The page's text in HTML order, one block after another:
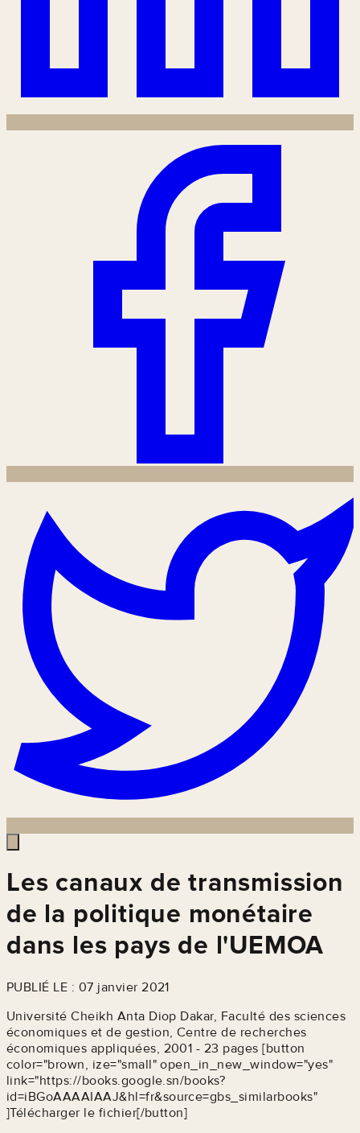
Les canaux de transmission
de la politique monétaire
dans les pays de l'UEMOA
PUBLIÉ LE : 07 janvier 2021
Université Cheikh Anta Diop Dakar, Faculté des sciences
économiques et de gestion, Centre de recherches
économiques appliquées, 2001 - 23 pages [button
color="brown, ize="small" open_in_new_window="yes"
link="https://books.google.sn/books?
id=iBGoAAAAIAAJ&hl=fr&source=gbs_similarbooks"
]Télécharger le fichier[/button]